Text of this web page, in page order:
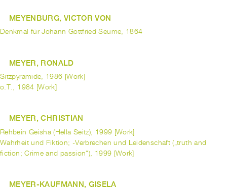
MEYENBURG, VICTOR VON
Denkmal für Johann Gottfried Seume, 1864
MEYER, RONALD
Sitzpyramide, 1986 [Work]
o.T., 1984 [Work]
MEYER, CHRISTIAN
Rehbein Geisha (Hella Seitz), 1999 [Work]
Wahrheit und Fiktion; -Verbrechen und Leidenschaft („truth and
fiction; Crime and passion“), 1999 [Work]
MEYER-KAUFMANN, GISELA